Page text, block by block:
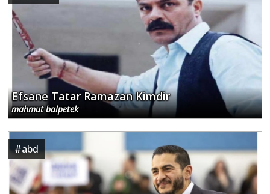
Efsane Tatar Ramazan Kimdir
mahmut balpetek
#abd